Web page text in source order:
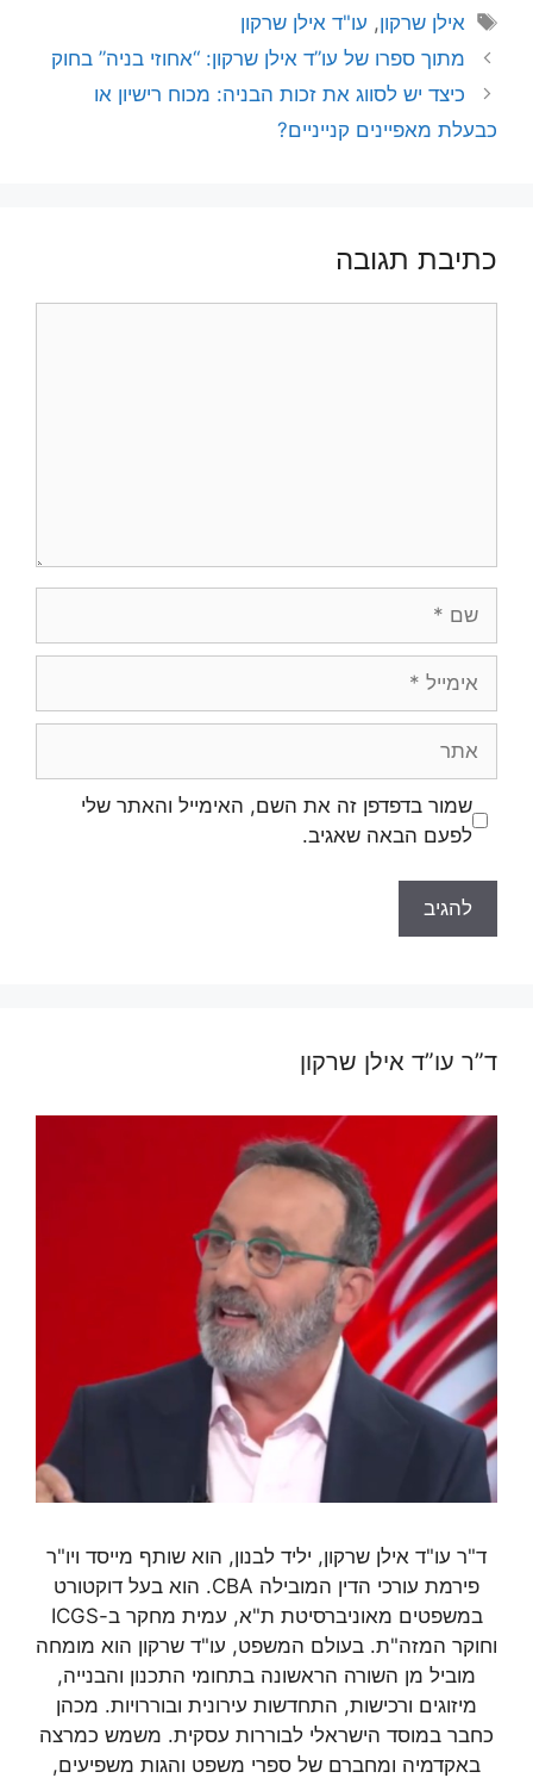
תגיות
אילן שרקון, עו"ד אילן שרקון
מתוך ספרו של עו”ד אילן שרקון: “אחוזי בניה” בחוק
כיצד יש לסווג את זכות הבניה: מכוח רישיון או
כבעלת מאפיינים קנייניים?
כתיבת תגובה
שמור בדפדפן זה את השם, האימייל והאתר שלי
לפעם הבאה שאגיב.
ד”ר עו”ד אילן שרקון
ד"ר עו"ד אילן שרקון, יליד לבנון, הוא שותף מייסד ויו"ר
פירמת עורכי הדין המובילה CBA. הוא בעל דוקטורט
במשפטים מאוניברסיטת ת"א, עמית מחקר ב-ICGS
וחוקר המזה"ת. בעולם המשפט, עו"ד שרקון הוא מומחה
מוביל מן השורה הראשונה בתחומי התכנון והבנייה,
מיזוגים ורכישות, התחדשות עירונית ובוררויות. מכהן
כחבר במוסד הישראלי לבוררות עסקית. משמש כמרצה
באקדמיה ומחברם של ספרי משפט והגות משפיעים,